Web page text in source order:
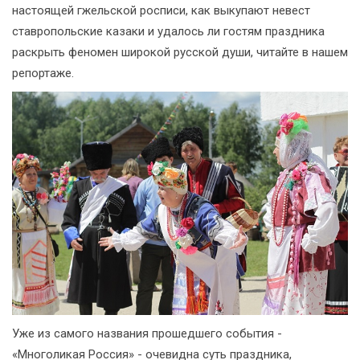
настоящей гжельской росписи, как выкупают невест
ставропольские казаки и удалось ли гостям праздника
раскрыть феномен широкой русской души, читайте в нашем
репортаже.
Уже из самого названия прошедшего события -
«Многоликая Россия» - очевидна суть праздника,